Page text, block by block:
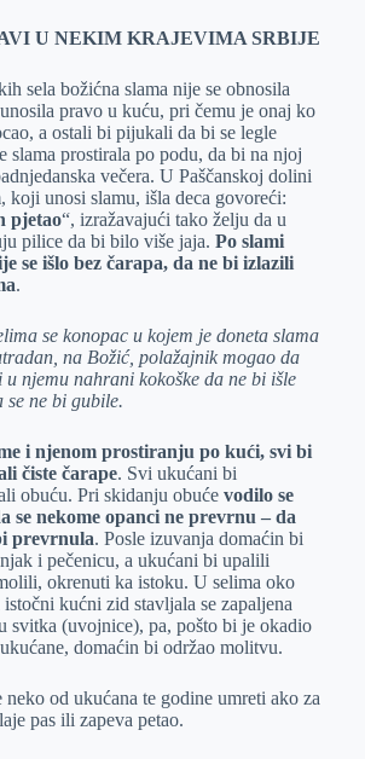
U NEKIM KRAJEVIMA SRBIJE
sela božićna slama nije se obnosila
pravo u kuću, pri čemu je onaj ko
a ostali bi pijukali da bi se legle
slama prostirala po podu, da bi na njoj
večera. U Paščanskoj dolini
koji unosi slamu, išla deca govoreći:
pjetao“, izražavajući tako želju da u
pilice da bi bilo više jaja. Po slami
se išlo bez čarapa, da ne bi izlazili
.
se konopac u kojem je doneta slama
na Božić, polažajnik mogao da
njemu nahrani kokoške da ne bi išle
se ne bi gubile.
i njenom prostiranju po kući, svi bi
čiste čarape. Svi ukućani bi
obuću. Pri skidanju obuće vodilo se
se nekome opanci ne prevrnu – da
prevrnula. Posle izuvanja domaćin bi
i pečenicu, a ukućani bi upalili
okrenuti ka istoku. U selima oko
kućni zid stavljala se zapaljena
svitka (uvojnice), pa, pošto bi je okadio
domaćin bi održao molitvu.
neko od ukućana te godine umreti ako za
pas ili zapeva petao.